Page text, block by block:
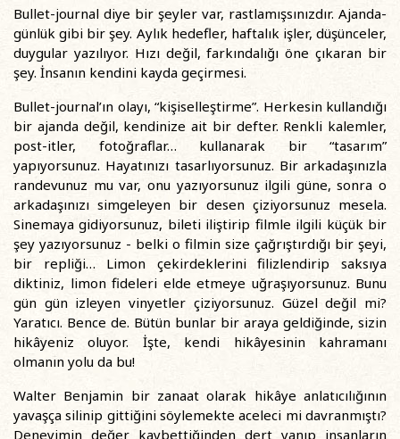
Bullet-journal diye bir şeyler var, rastlamışsınızdır. Ajanda-
günlük gibi bir şey. Aylık hedefler, haftalık işler, düşünceler,
duygular yazılıyor. Hızı değil, farkındalığı öne çıkaran bir
şey. İnsanın kendini kayda geçirmesi.
Bullet-journal’ın olayı, “kişiselleştirme”. Herkesin kullandığı
bir ajanda değil, kendinize ait bir defter. Renkli kalemler,
post-itler, fotoğraflar… kullanarak bir “tasarım”
yapıyorsunuz. Hayatınızı tasarlıyorsunuz. Bir arkadaşınızla
randevunuz mu var, onu yazıyorsunuz ilgili güne, sonra o
arkadaşınızı simgeleyen bir desen çiziyorsunuz mesela.
Sinemaya gidiyorsunuz, bileti iliştirip filmle ilgili küçük bir
şey yazıyorsunuz - belki o filmin size çağrıştırdığı bir şeyi,
bir repliği… Limon çekirdeklerini filizlendirip saksıya
diktiniz, limon fideleri elde etmeye uğraşıyorsunuz. Bunu
gün gün izleyen vinyetler çiziyorsunuz. Güzel değil mi?
Yaratıcı. Bence de. Bütün bunlar bir araya geldiğinde, sizin
hikâyeniz oluyor. İşte, kendi hikâyesinin kahramanı
olmanın yolu da bu!
Walter Benjamin bir zanaat olarak hikâye anlatıcılığının
yavaşça silinip gittiğini söylemekte aceleci mi davranmıştı?
Deneyimin değer kaybettiğinden dert yanıp insanların